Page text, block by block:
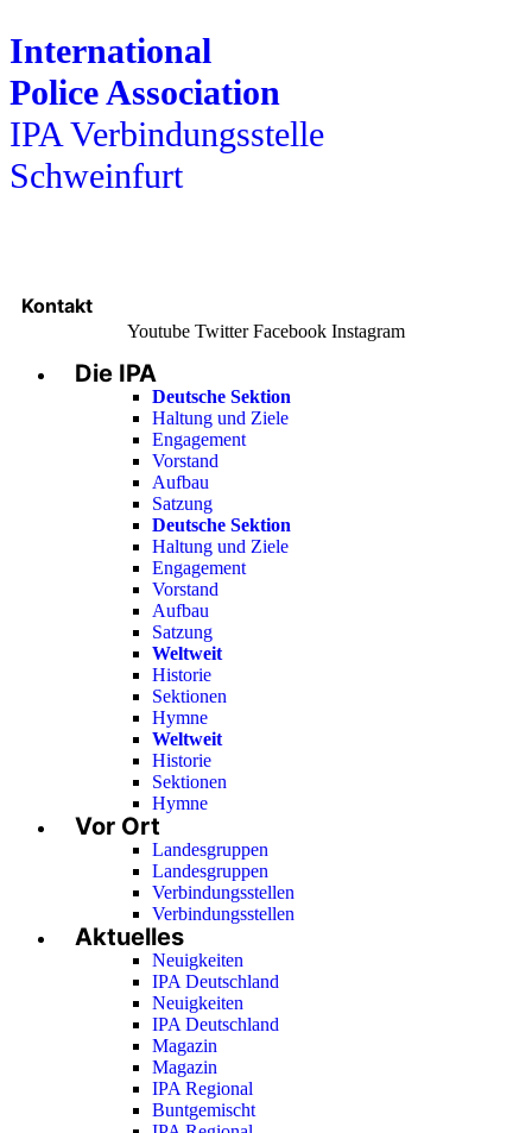
International
Police Association
IPA Verbindungsstelle
Schweinfurt
Kontakt
Youtube Twitter Facebook Instagram
Menu
Die IPA
Deutsche Sektion
Haltung und Ziele
Engagement
Vorstand
Aufbau
Satzung
Deutsche Sektion
Haltung und Ziele
Engagement
Vorstand
Aufbau
Satzung
Weltweit
Historie
Sektionen
Hymne
Weltweit
Historie
Sektionen
Hymne
Vor Ort
Landesgruppen
Landesgruppen
Verbindungsstellen
Verbindungsstellen
Aktuelles
Neuigkeiten
IPA Deutschland
Neuigkeiten
IPA Deutschland
Magazin
Magazin
IPA Regional
Buntgemischt